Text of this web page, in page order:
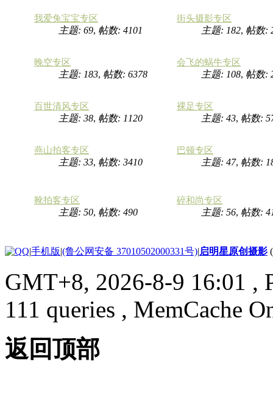
我爱兔宝宝专区
主题: 69, 帖数: 4101
街头摄影专区
主题: 182, 帖数:
晚空专区
主题: 183, 帖数: 6378
会飞的蜗牛专区
主题: 108, 帖数:
百世清风专区
主题: 38, 帖数: 1120
裸足专区
主题: 43, 帖数:
燕山拍客专区
主题: 33, 帖数: 3410
巴顿专区
主题: 47, 帖数:
靴拍客专区
主题: 50, 帖数: 490
碎和尚专区
主题: 56, 帖数:
|手机版|(鲁公网安备 37010502000331号)|启明星原创摄影
GMT+8, 2026-8-9 16:01 ,
111 queries , MemCache
返回顶部